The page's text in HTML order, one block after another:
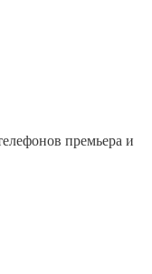
премьера и